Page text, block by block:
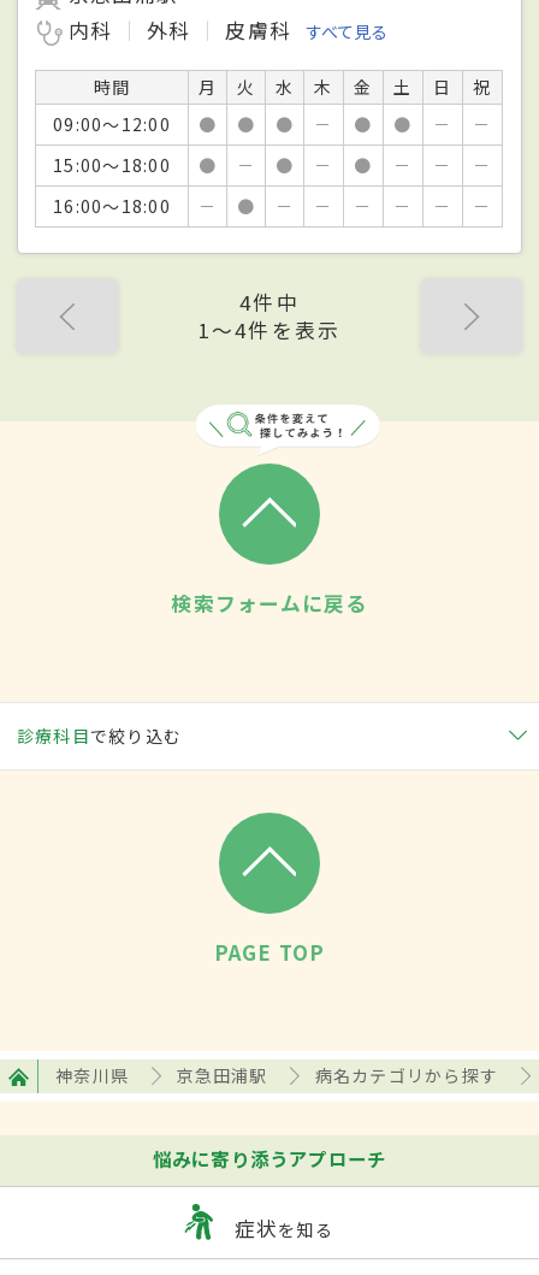
内科
外科 皮膚科 すべて見る
時間 月 火 水 木 金 土 日
祝
09:00～12:00
● ● ● － ● ● －
－
15:00～18:00
● － ● － ● － －
－
16:00～18:00
－ ● － － － － － －
4件中
1〜4件を表示
検索フォームに戻る
診療科目で絞り込む
PAGE TOP
神奈川県 京急田浦駅 病名カテゴリから探す
悩みに寄り添うアプローチ
症状を知る